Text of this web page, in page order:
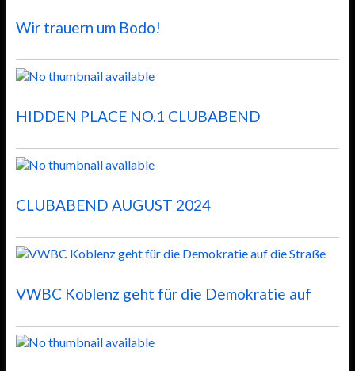
Wir trauern um Bodo!
HIDDEN PLACE NO.1 CLUBABEND
CLUBABEND AUGUST 2024
VWBC Koblenz geht für die Demokratie auf